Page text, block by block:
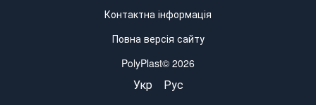
Контактна інформація
Повна версія сайту
PolyPlast© 2026
Укр Рус